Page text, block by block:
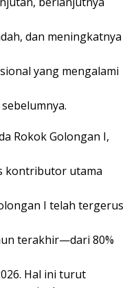
dan meningkatnya
yang mengalami
Rokok Golongan I,
kontributor utama
I telah tergerus
terakhir—dari 80%
Hal ini turut